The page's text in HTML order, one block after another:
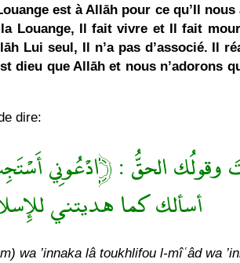
est à Allāh pour ce qu’Il nous
Louange, Il fait vivre et Il fait
Lui seul, Il n’a pas d’associé. Il
dieu que Allāh et nous n’adorons
dire:
أسألك كما هديتني
wa ’innaka lâ toukhlifou l-mîʿâd wa